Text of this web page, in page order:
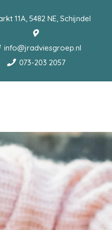
11A, 5482 NE, Schijndel
info@jradviesgroep.nl
073-203 2057